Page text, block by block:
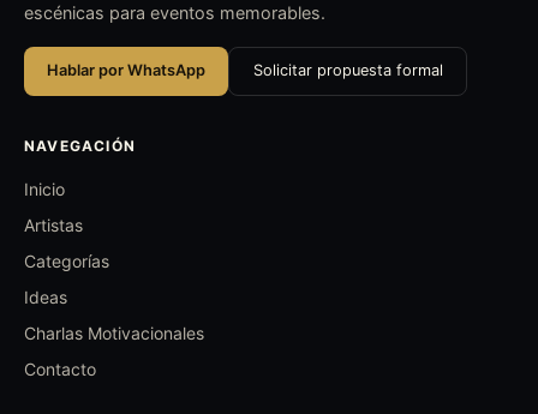
escénicas para eventos memorables.
Hablar por WhatsApp Solicitar propuesta formal
NAVEGACIÓN
Inicio
Artistas
Categorías
Ideas
Charlas Motivacionales
Contacto